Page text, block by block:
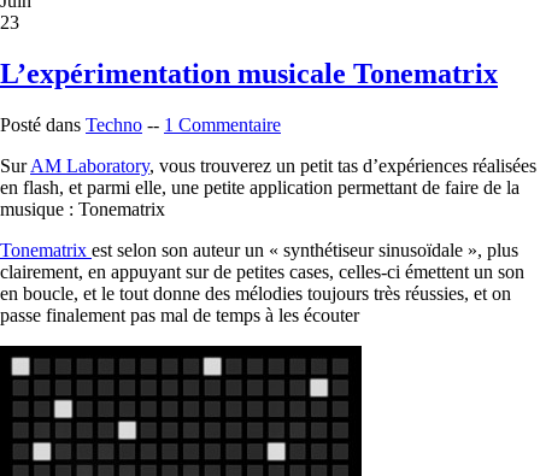
23
L’expérimentation musicale Tonematrix
Posté dans Techno -- 1 Commentaire
SurAM Laboratory, vous trouverez un petit tas d’expériences réalisées
en flash, et parmi elle, une petite application permettant de faire de la
musique : Tonematrix
Tonematrix est selon son auteur un « synthétiseur sinusoïdale », plus
clairement, en appuyant sur de petites cases, celles-ci émettent un son
en boucle, et le tout donne des mélodies toujours très réussies, et on
passe finalement pas mal de temps à les écouter